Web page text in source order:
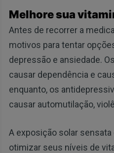
Melhore sua
Antes de recorrer a
motivos para tentar
depressão e ansiedade.
causar dependência e
enquanto, os
causar automutilação,
A exposição solar sensata
otimizar seus níveis de